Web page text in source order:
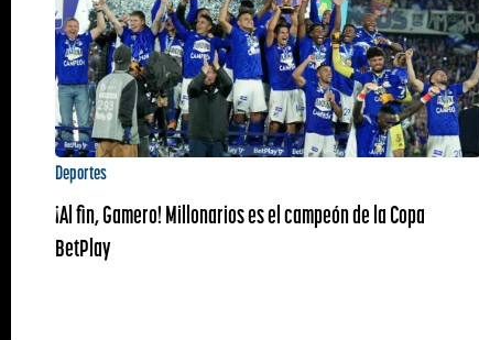
Deportes
¡Al fin, Gamero! Millonarios es el campeón de la Copa
BetPlay